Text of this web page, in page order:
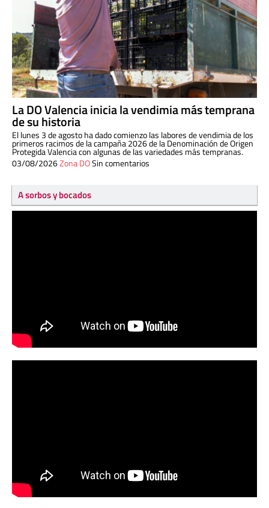
La DO Valencia inicia la vendimia más temprana
de su historia
El lunes 3 de agosto ha dado comienzo las labores de vendimia de los
primeros racimos de la campaña 2026 de la Denominación de Origen
Protegida Valencia con algunas de las variedades más tempranas.
03/08/2026Zona DOSin comentarios
A sorbos y bocados